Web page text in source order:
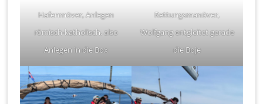
Hafenmöver, Anlegen
römisch-katholisch, also
Anlegen in die Box
Rettungsmanöver,
Wolfgang entgleitet gerade
die Boje